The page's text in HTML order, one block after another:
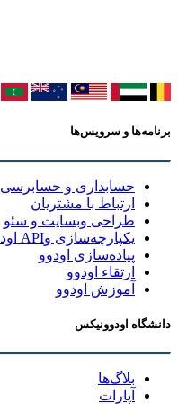
برنامه‌ها و سرویس‌ها
حسابداری و حسابرسی
ارتباط با مشتریان
طراحی وبسایت و سئو
یکپارچه‌سازی وAPI اودوو
پیاده‌سازی اودوو
ارتقاء اودوو
آموزش اودوو
دانشگاه اودوونیکس
بلاگ‌ها
آپارات